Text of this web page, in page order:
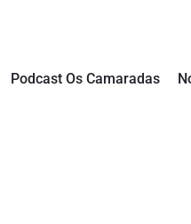
Podcast Os Camaradas